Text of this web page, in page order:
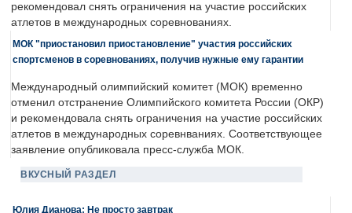
рекомендовал снять ограничения на участие российских
атлетов в международных соревнованиях.
МОК "приостановил приостановление" участия российских
спортсменов в соревнованиях, получив нужные ему гарантии
Международный олимпийский комитет (МОК) временно
отменил отстранение Олимпийского комитета России (ОКР)
и рекомендовала снять ограничения на участие российских
атлетов в международных соревнваниях. Соответствующее
заявление опубликовала пресс-служба МОК.
ВКУСНЫЙ РАЗДЕЛ
Юлия Дианова: Не просто завтрак